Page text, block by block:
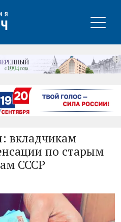
вкладчикам
по старым
СССР